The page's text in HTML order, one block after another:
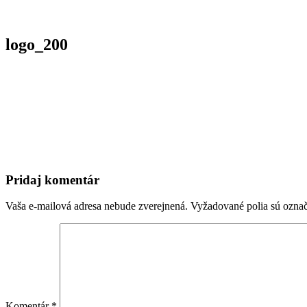
logo_200
Pridaj komentár
Vaša e-mailová adresa nebude zverejnená. Vyžadované polia sú